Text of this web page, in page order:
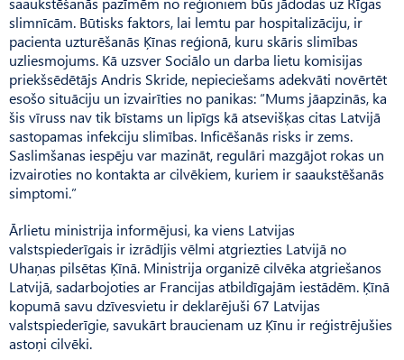
slimnīcām. Būtisks faktors, lai lemtu par hospitalizāciju, ir
pacienta uzturēšanās Ķīnas reģionā, kuru skāris slimības
uzliesmojums. Kā uzsver Sociālo un darba lietu komisijas
priekšsēdētājs Andris Skride, nepieciešams adekvāti novērtēt
esošo situāciju un izvairīties no panikas: “Mums jāapzinās, ka
šis vīruss nav tik bīstams un lipīgs kā atsevišķas citas Latvijā
sastopamas infekciju slimības. Inficēšanās risks ir zems.
Saslimšanas iespēju var mazināt, regulāri mazgājot rokas un
izvairoties no kontakta ar cilvēkiem, kuriem ir saaukstēšanās
simptomi.”
Ārlietu ministrija informējusi, ka viens Latvijas
valstspiederīgais ir izrādījis vēlmi atgriezties Latvijā no
Uhaņas pilsētas Ķīnā. Ministrija organizē cilvēka atgriešanos
Latvijā, sadarbojoties ar Francijas atbildīgajām iestādēm. Ķīnā
kopumā savu dzīvesvietu ir deklarējuši 67 Latvijas
valstspiederīgie, savukārt braucienam uz Ķīnu ir reģistrējušies
astoņi cilvēki.